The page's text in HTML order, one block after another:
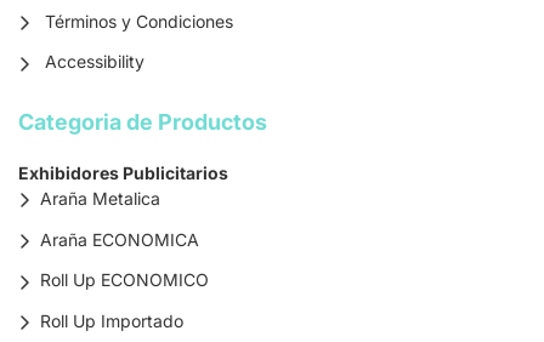
Términos y Condiciones
Accessibility
Categoria de Productos
Exhibidores Publicitarios
Araña Metalica
Araña ECONOMICA
Roll Up ECONOMICO
Roll Up Importado